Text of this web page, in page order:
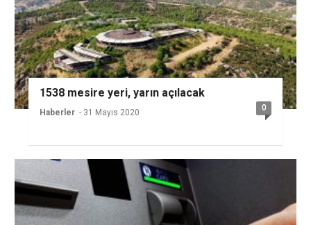
1538 mesire yeri, yarın açılacak
Haberler - 31 Mayıs 2020 0